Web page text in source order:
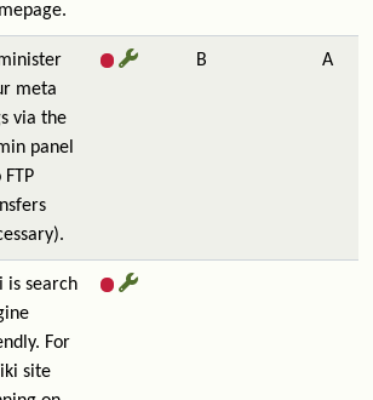
meta
via the
panel
FTP
B A
is search
For
site